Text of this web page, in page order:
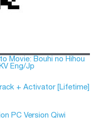
Movie: Bouhi no Hihou
Eng/Jp
+ Activator [Lifetime]
PC Version Qiwi